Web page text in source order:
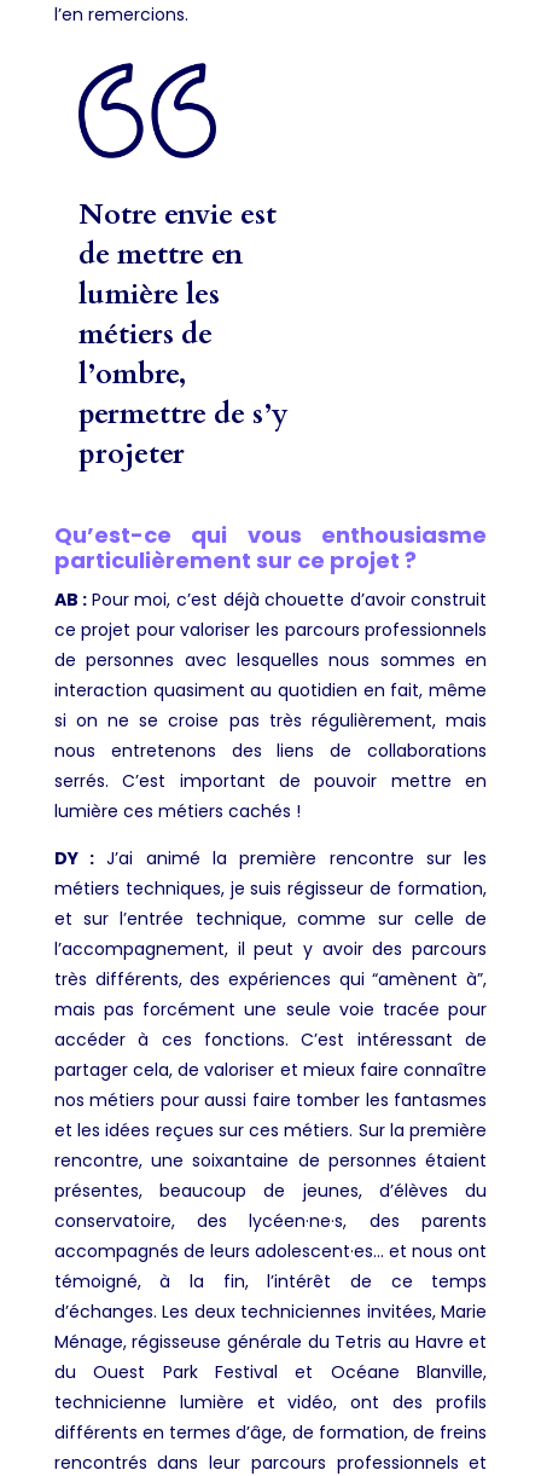
l’en remercions.
Notre envie est
de mettre en
lumière les
métiers de
l’ombre,
permettre de s’y
projeter
Qu’est-ce qui vous enthousiasme
particulièrement sur ce projet ?
AB : Pour moi, c’est déjà chouette d’avoir construit
ce projet pour valoriser les parcours professionnels
de personnes avec lesquelles nous sommes en
interaction quasiment au quotidien en fait, même
si on ne se croise pas très régulièrement, mais
nous entretenons des liens de collaborations
serrés. C’est important de pouvoir mettre en
lumière ces métiers cachés !
DY : J’ai animé la première rencontre sur les
métiers techniques, je suis régisseur de formation,
et sur l’entrée technique, comme sur celle de
l’accompagnement, il peut y avoir des parcours
très différents, des expériences qui “amènent à”,
mais pas forcément une seule voie tracée pour
accéder à ces fonctions. C’est intéressant de
partager cela, de valoriser et mieux faire connaître
nos métiers pour aussi faire tomber les fantasmes
et les idées reçues sur ces métiers. Sur la première
rencontre, une soixantaine de personnes étaient
présentes, beaucoup de jeunes, d’élèves du
conservatoire, des lycéen·ne·s, des parents
accompagnés de leurs adolescent·es… et nous ont
témoigné, à la fin, l’intérêt de ce temps
d’échanges. Les deux techniciennes invitées, Marie
Ménage, régisseuse générale du Tetris au Havre et
du Ouest Park Festival et Océane Blanville,
technicienne lumière et vidéo, ont des profils
différents en termes d’âge, de formation, de freins
rencontrés dans leur parcours professionnels et